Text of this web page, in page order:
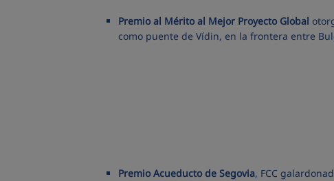
Premio al Mérito al Mejor Proyecto Global
como puente de Vídin, en la frontera entre
Premio Acueducto de Segovia, FCC